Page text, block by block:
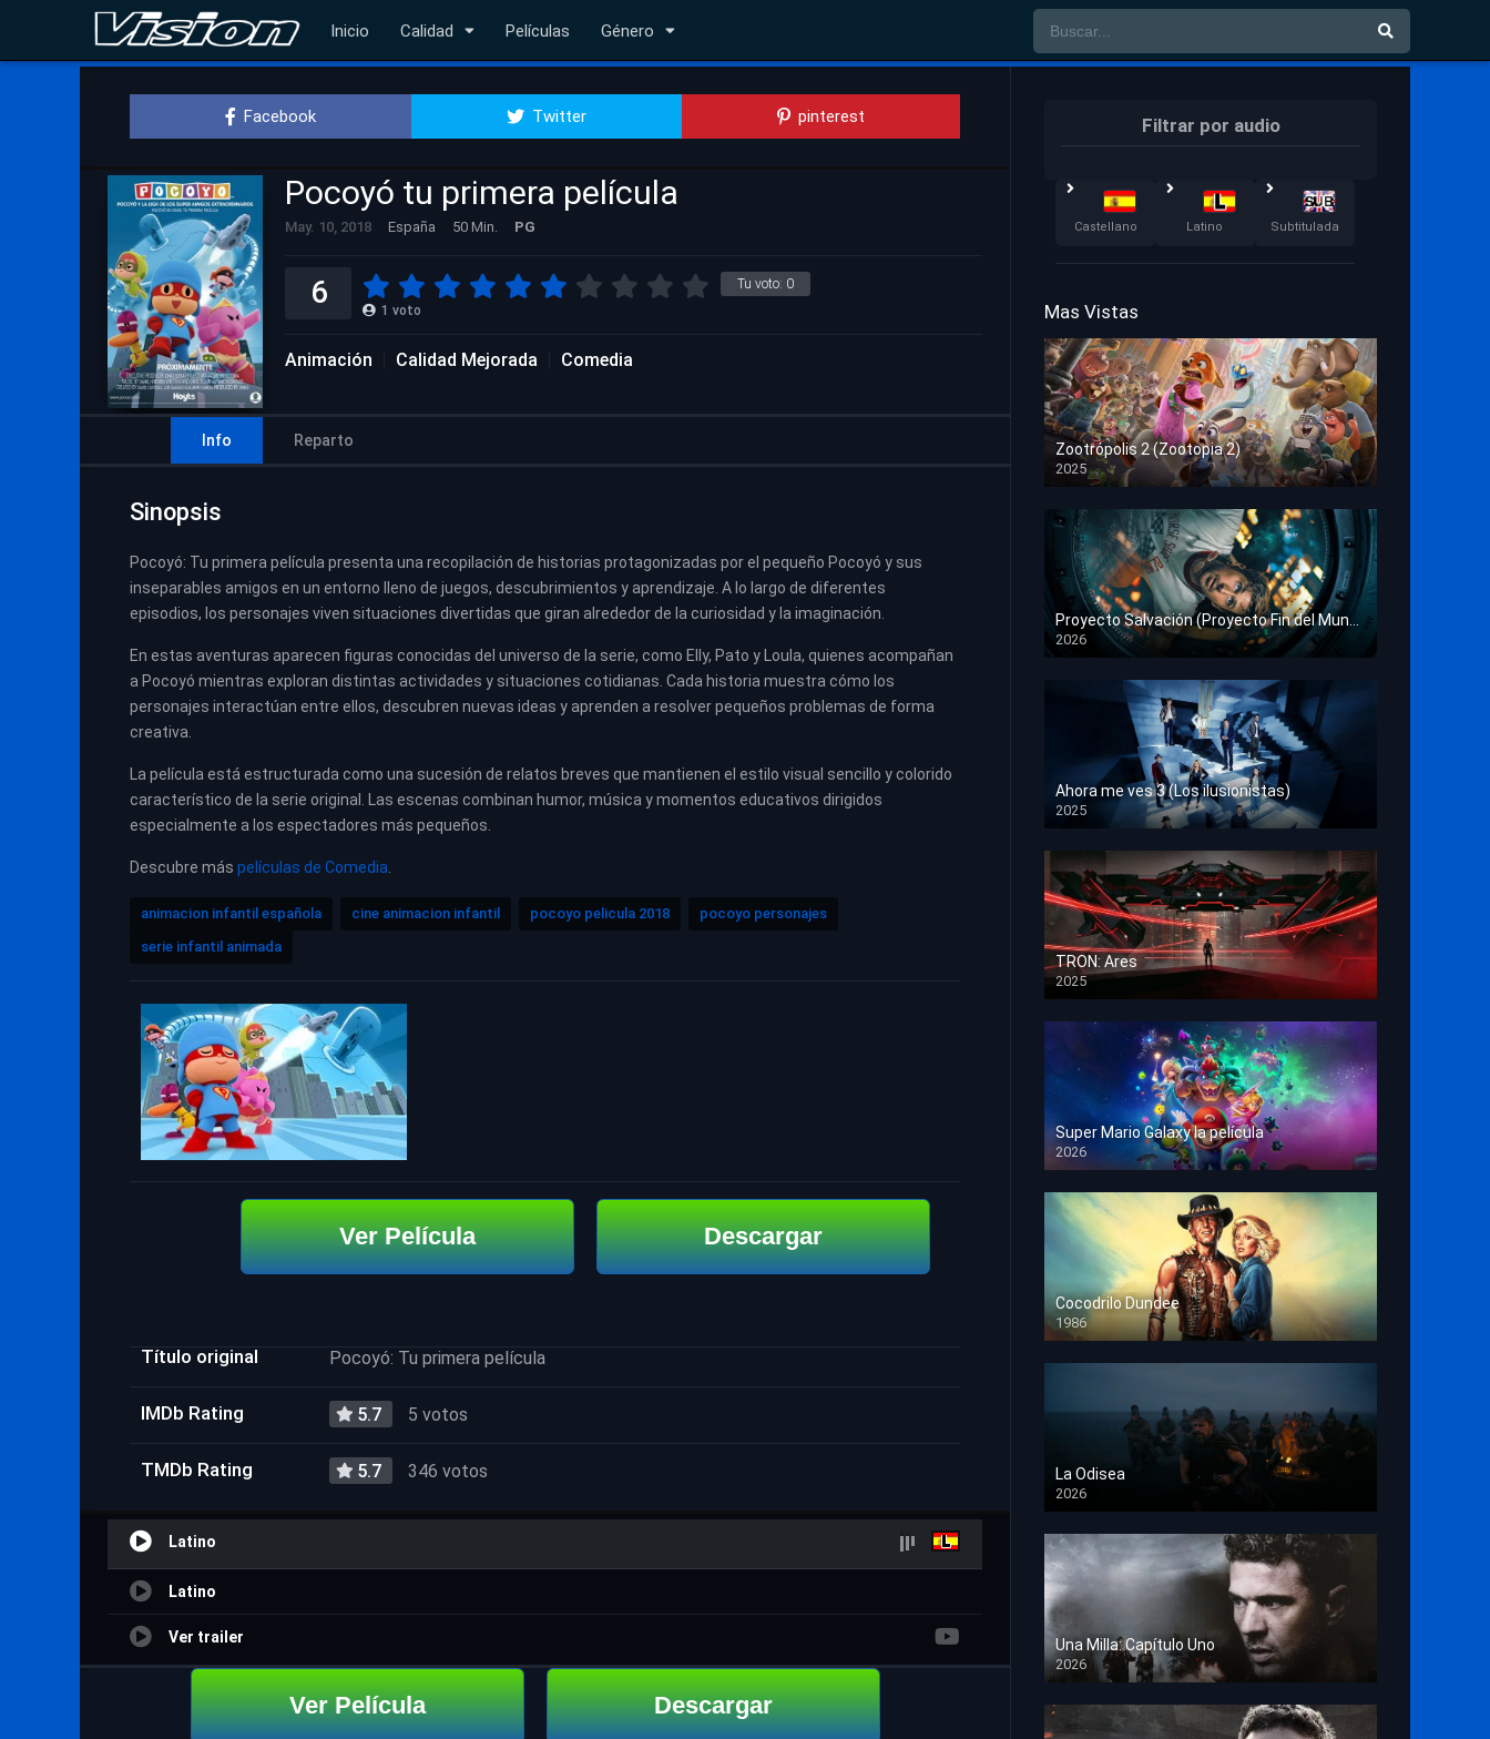
Inicio Calidad Películas Género
Facebook Twitter pinterest
Pocoyó tu primera película
May. 10, 2018 España 50 Min. PG
Tu voto: 0
6 1 voto
Animación Calidad Mejorada Comedia
Info Reparto
Sinopsis
Pocoyó: Tu primera película presenta una recopilación de historias protagonizadas por el pequeño Pocoyó y sus
inseparables amigos en un entorno lleno de juegos, descubrimientos y aprendizaje. A lo largo de diferentes
episodios, los personajes viven situaciones divertidas que giran alrededor de la curiosidad y la imaginación.
En estas aventuras aparecen figuras conocidas del universo de la serie, como Elly, Pato y Loula, quienes acompañan
a Pocoyó mientras exploran distintas actividades y situaciones cotidianas. Cada historia muestra cómo los
personajes interactúan entre ellos, descubren nuevas ideas y aprenden a resolver pequeños problemas de forma
creativa.
La película está estructurada como una sucesión de relatos breves que mantienen el estilo visual sencillo y colorido
característico de la serie original. Las escenas combinan humor, música y momentos educativos dirigidos
especialmente a los espectadores más pequeños.
Descubre más películas de Comedia
animacion infantil española cine animacion infantil pocoyo pelicula 2018
pocoyo personajes
serie infantil animada
Ver Película Descargar
Título original Pocoyó: Tu primera película
IMDb Rating 5.7 5 votos
TMDb Rating 5.7 346 votos
Latino
Latino
Ver trailer
Ver Película Descargar
Filtrar por audio
Castellano Latino Subtitulada
Mas Vistas
Zootrópolis 2 (Zootopia 2)
2025
HD 1080p
Proyecto Salvación (Proyecto Fin del Mundo)
2026
HD 1080p
Ahora me ves 3 (Los ilusionistas)
2025
HD 1080p
TRON: Ares
2025
HD 1080p
Super Mario Galaxy la película
2026
HD 1080p
Cocodrilo Dundee
1986
HD 1080p
La Odisea
2026
TS Screener
Una Milla: Capítulo Uno
2026
HD 1080p